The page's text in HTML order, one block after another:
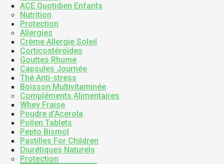
ACE Quotidien Enfants
Nutrition
Protection
Allergies
Crème Allergie Soleil
Corticostéroïdes
Gouttes Rhume
Capsules Journée
Thé Anti-stress
Boisson Multivitaminée
Compléments Alimentaires
Whey Fraise
Poudre d’Acerola
Pollen Tablets
Pepto Bismol
Pastilles For Children
Diurétiques Naturels
Protection